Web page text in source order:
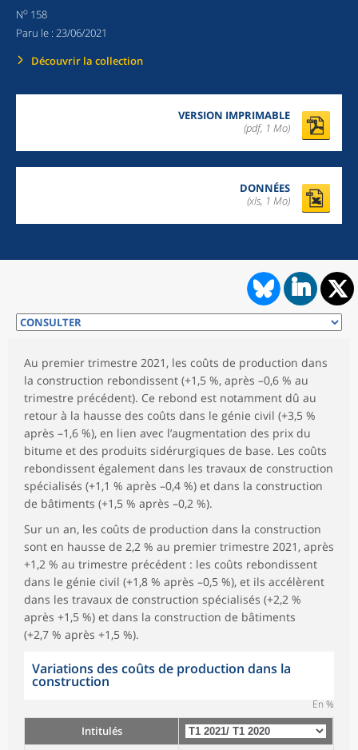
No 158
Paru le : 23/06/2021
Découvrir la collection
VERSION IMPRIMABLE
(pdf, 1 Mo)
DONNÉES
(xls, 1 Mo)
Au premier trimestre 2021, les coûts de production dans
la construction rebondissent (+1,5 %, après –0,6 % au
trimestre précédent). Ce rebond est notamment dû au
retour à la hausse des coûts dans le génie civil (+3,5 %
après –1,6 %), en lien avec l’augmentation des prix du
bitume et des produits sidérurgiques de base. Les coûts
rebondissent également dans les travaux de construction
spécialisés (+1,1 % après –0,4 %) et dans la construction
de bâtiments (+1,5 % après –0,2 %).
Sur un an, les coûts de production dans la construction
sont en hausse de 2,2 % au premier trimestre 2021, après
+1,2 % au trimestre précédent : les coûts rebondissent
dans le génie civil (+1,8 % après –0,5 %), et ils accélèrent
dans les travaux de construction spécialisés (+2,2 %
après +1,5 %) et dans la construction de bâtiments
(+2,7 % après +1,5 %).
Variations des coûts de production dans la
construction
En %
Intitulés